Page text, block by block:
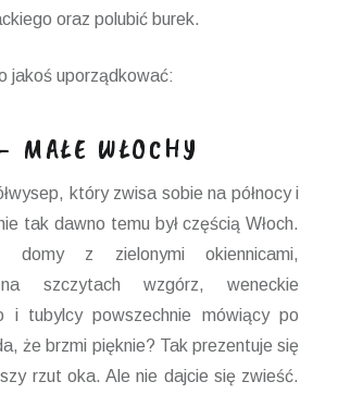
oraz polubić burek.
jakoś uporządkować:
WŁOCHY
który zwisa sobie na północy i
tak dawno temu był częścią Włoch.
domy z zielonymi okiennicami,
szczytach wzgórz, weneckie
i tubylcy powszechnie mówiący po
że brzmi pięknie? Tak prezentuje się
rzut oka. Ale nie dajcie się zwieść.